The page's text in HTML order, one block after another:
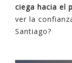
ciega hacia el
ver la
Santiago?